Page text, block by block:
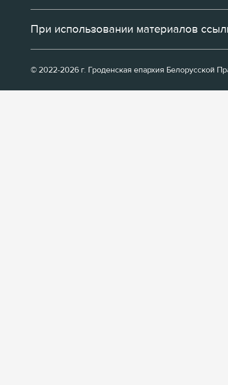
При использовании материалов
© 2022-2026 г. Гроденская епархия Белорусской